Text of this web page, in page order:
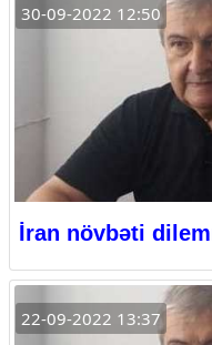
30-09-2022 12:50
İran növbəti
22-09-2022 13:37